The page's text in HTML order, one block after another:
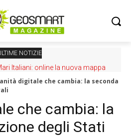
NOTIZIE
Italiani: online la nuova mappa
digitale che cambia: la seconda
che cambia: la
degli Stati